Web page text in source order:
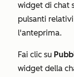
widget di chat
pulsanti
l'anteprima.
Fai clic su
widget della